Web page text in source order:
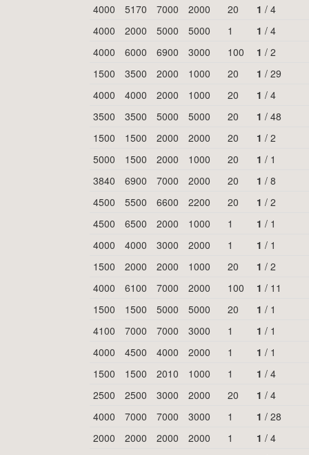
4000
5170 7000 2000 20 1 / 4
4000
2000 5000 5000 1 1 / 4
4000
6000 6900 3000 100 1 / 2
1500
3500 2000 1000 20 1 / 29
4000
4000 2000 1000 20 1 / 4
3500
3500 5000 5000 20 1 / 48
1500
1500 2000 2000 20 1 / 2
5000
1500 2000 1000 20 1 / 1
3840
6900 7000 2000 20 1 / 8
4500
5500 6600 2200 20 1 / 2
4500
6500 2000 1000 1 1 / 1
4000
4000 3000 2000 1 1 / 1
1500
2000 2000 1000 20 1 / 2
4000
6100 7000 2000 100 1 / 11
1500
1500 5000 5000 20 1 / 1
4100
7000 7000 3000 1 1 / 1
4000
4500 4000 2000 1 1 / 1
1500
1500 2010 1000 1 1 / 4
2500
2500 3000 2000 20 1 / 4
4000
7000 7000 3000 1 1 / 28
2000
2000 2000 2000 1 1 / 4